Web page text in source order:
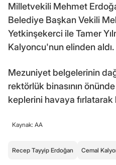
Milletvekili Mehmet
Belediye Başkan Vekili
Yetkinşekerci ile Tamer
Kalyoncu'nun elinden aldı.
Mezuniyet belgelerinin
rektörlük binasının
keplerini havaya fırlatarak
Kaynak: AA
Recep Tayyip Erdoğan Cemal